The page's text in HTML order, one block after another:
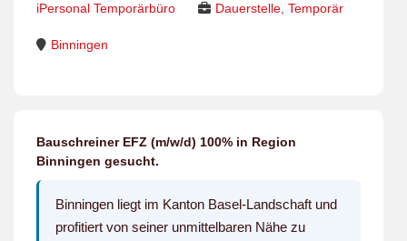
iPersonal Temporärbüro
Dauerstelle, Temporär
Binningen
Bauschreiner EFZ (m/w/d) 100% in Region
Binningen gesucht.
Binningen liegt im Kanton Basel-Landschaft und
profitiert von seiner unmittelbaren Nähe zu